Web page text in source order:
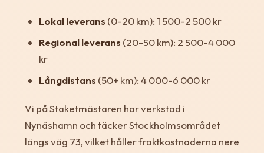
Lokal leverans (0-20 km): 1 500-2 500 kr
Regional leverans (20-50 km): 2 500-4 000
kr
Långdistans (50+ km): 4 000-6 000 kr
Vi på Staketmästaren har verkstad i
Nynäshamn och täcker Stockholmsområdet
längs väg 73, vilket håller fraktkostnaderna nere